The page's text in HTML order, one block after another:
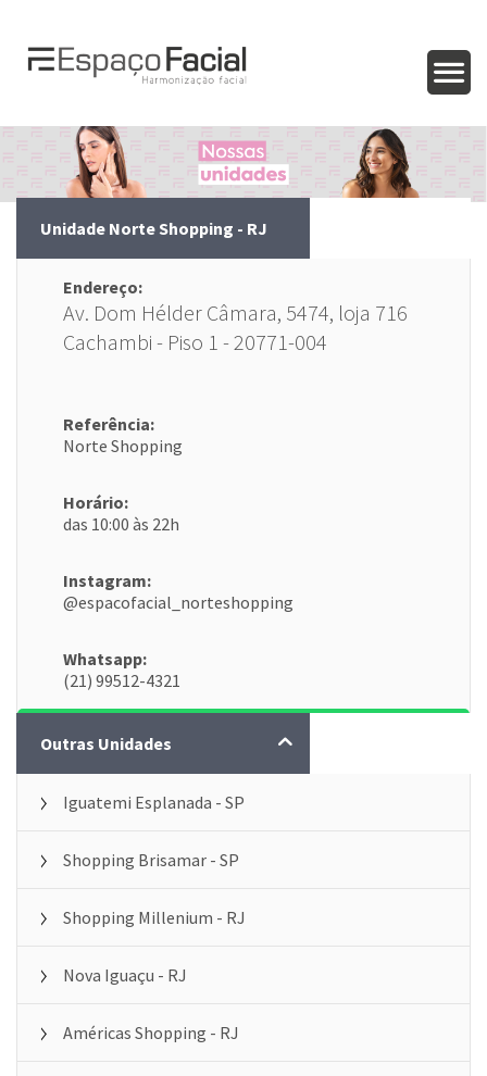
Unidade Norte Shopping - RJ
Endereço:
Av. Dom Hélder Câmara, 5474, loja 716
Cachambi - Piso 1 - 20771-004
Referência:
Norte Shopping
Horário:
das 10:00 às 22h
Instagram:
@espacofacial_norteshopping
Whatsapp:
(21) 99512-4321
AGENDE UMA AVALIAÇÃO GRÁTIS
Outras Unidades
Iguatemi Esplanada - SP
Shopping Brisamar - SP
Shopping Millenium - RJ
Nova Iguaçu - RJ
Américas Shopping - RJ